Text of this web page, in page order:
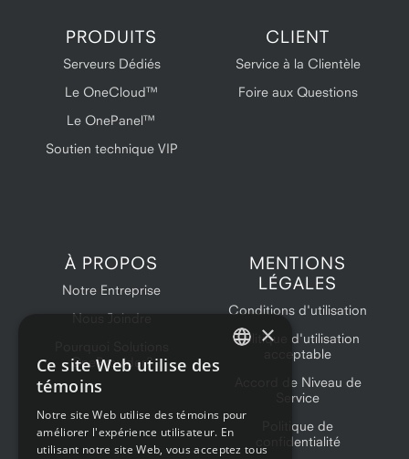
PRODUITS
Serveurs Dédiés
Le OneCloud™
Le OnePanel™
Soutien technique VIP
CLIENT
Service à la Clientèle
Foire aux Questions
À PROPOS
Notre Entreprise
Nous Joindre
OneProvider?
MENTIONS
LÉGALES
Conditions d'utilisation
Politique d'utilisation
acceptable
Accord de Niveau de
Service
Politique de
confidentialité
×
Ce site Web utilise des
témoins
Notre site Web utilise des témoins pour
améliorer l'expérience utilisateur. En
utilisant notre site Web, vous acceptez tous